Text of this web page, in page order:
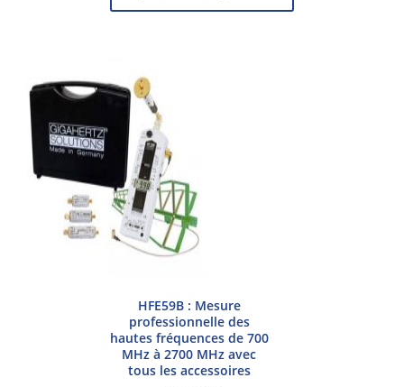
HFE59B : Mesure
professionnelle des
hautes fréquences de 700
MHz à 2700 MHz avec
tous les accessoires